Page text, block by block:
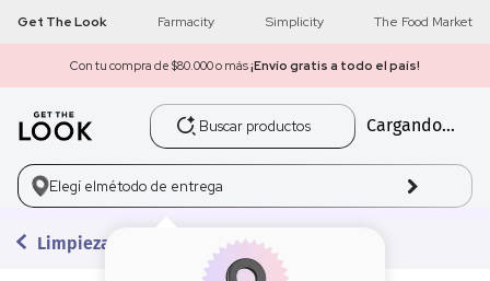
Get The Look Farmacity Simplicity The Food Market
Con tu compra de $80.000 o más¡Envío gratis a todo el país!
Buscar productos
Cargando...
Elegí elmétodo de entrega
Limpieza
1 get the look
2 máscara pestañas
3.